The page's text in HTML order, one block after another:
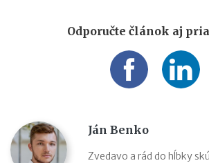
Odporučte článok aj
Ján Benko
Zvedavo a rád do hĺbky